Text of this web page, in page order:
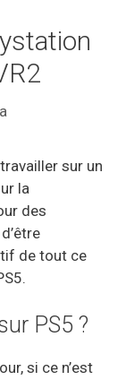
sur un
la
des
de tout ce
PS5 ?
si ce n’est